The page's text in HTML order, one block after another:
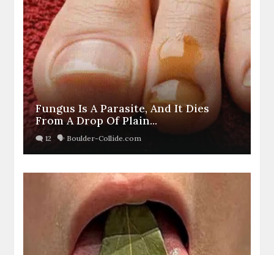
Fungus Is A Parasite, And It Dies
From A Drop Of Plain...